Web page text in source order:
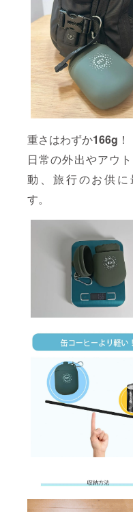
重さはわずか166g ！
日常の外出やアウ
動、旅行のお供に
す。